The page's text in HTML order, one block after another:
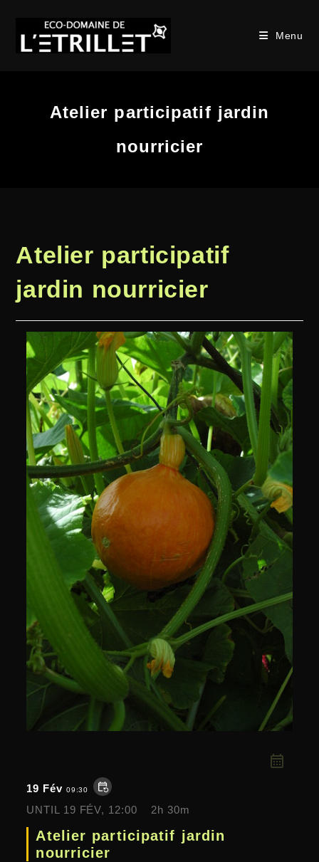
Menu
Atelier participatif jardin
nourricier
Atelier participatif
jardin nourricier
19 Fév 09:30 event_repeat
UNTIL 19 FÉV, 12:00 2h 30m
Atelier participatif jardin
nourricier